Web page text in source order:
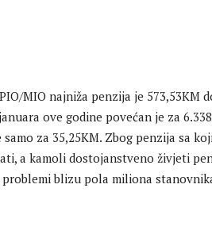
MIO najniža penzija je 573,53KM
ove godine povećan je za
samo za 35,25KM. Zbog penzija sa
a kamoli dostojanstveno živjeti
problemi blizu pola miliona